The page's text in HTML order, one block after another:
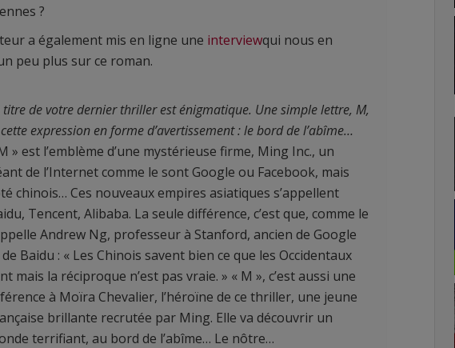
?
a également mis en ligne une interviewqui nous en
peu plus sur ce roman.
titre de votre dernier thriller est énigmatique. Une simple lettre, M,
expression en forme d’avertissement : le bord de l’abîme…
» est l’emblème d’une mystérieuse firme, Ming Inc., un
de l’Internet comme le sont Google ou Facebook, mais
chinois… Ces nouveaux empires asiatiques s’appellent
Tencent, Alibaba. La seule différence, c’est que, comme le
Andrew Ng, professeur à Stanford, ancien de Google
Baidu : « Les Chinois savent bien ce que les Occidentaux
mais la réciproque n’est pas vraie. » « M », c’est aussi une
à Moïra Chevalier, l’héroïne de ce thriller, une jeune
brillante recrutée par Ming. Elle va découvrir un
terrifiant, au bord de l’abîme… Le nôtre…